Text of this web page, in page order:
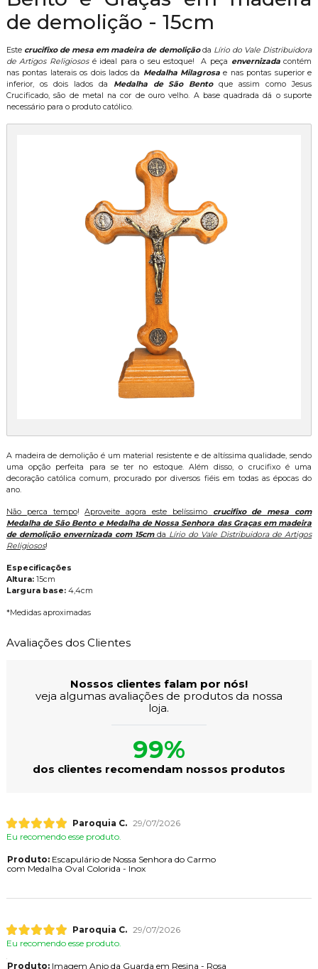
de demolição - 15cm
Este crucifixo de mesa em madeira de demoliçãoda Lírio do Vale Distribuidora
de Artigos Religiososé ideal para o seu estoque! A peça envernizadacontém
nas pontas laterais os dois lados da Medalha Milagrosa e nas pontas superior e
inferior, os dois lados da
Medalha de São Bentoque assim como Jesus
Crucificado, são de metal na cor de ouro velho. A base quadrada dá o suporte
necessário para o produto católico.
A madeira de demolição é um material resistente e de altíssima qualidade, sendo
uma opção perfeita para se ter no estoque. Além disso, o crucifixo é uma
decoração católica comum, procurado por diversos fiéis em todas as épocas do
ano.
Não perca tempo!Aproveite agora este belíssimo
crucifixo de mesa com
Medalha de São Bento e Medalha de Nossa Senhora das Graças em madeira
de demolição envernizada com 15cmda Lírio do Vale Distribuidora de Artigos
Religiosos!
Especificações
Altura:15cm
Largura base:4,4cm
*Medidas aproximadas
Avaliações dos Clientes
Nossos clientes falam por nós!
veja algumas avaliações de produtos da nossa
loja.
99%
dos clientes recomendam nossos produtos
Paroquia C. 29/07/2026
Eu recomendo esse produto.
Produto:Escapulário de Nossa Senhora do Carmo
com Medalha Oval Colorida - Inox
Paroquia C. 29/07/2026
Eu recomendo esse produto.
Produto:Imagem Anjo da Guarda em Resina - Rosa